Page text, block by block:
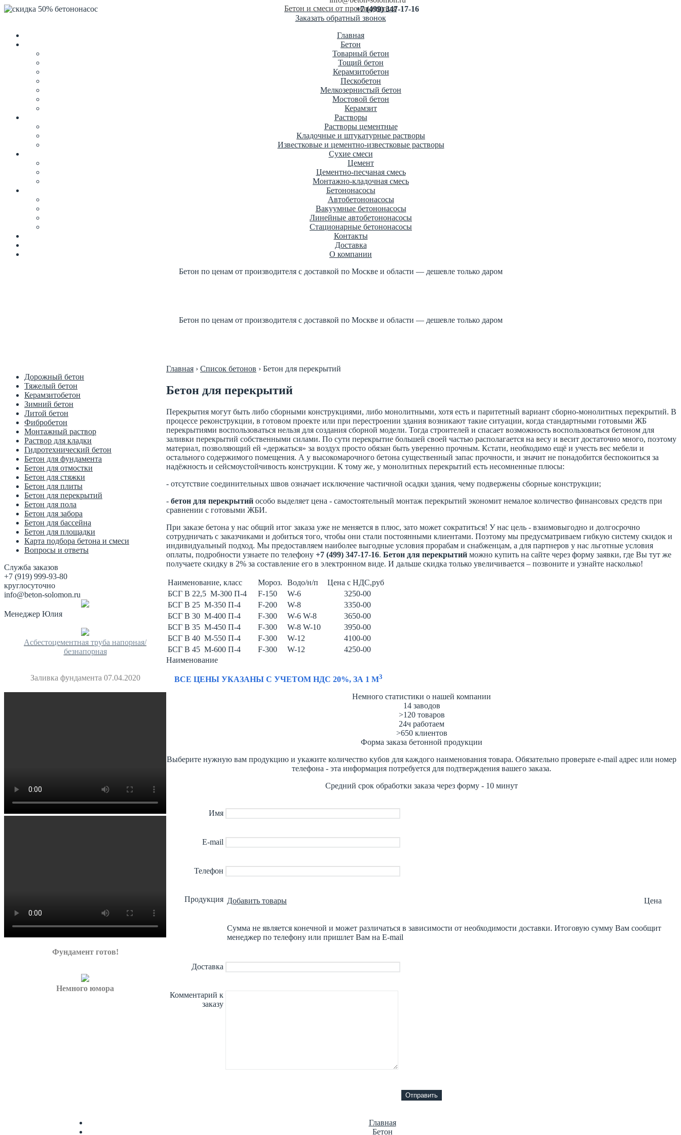
Бетон и смеси от производителя
+7 (499) 347-17-16
Заказать обратный звонок
Главная
Бетон
Товарный бетон
Тощий бетон
Керамзитобетон
Пескобетон
Мелкозернистый бетон
Мостовой бетон
Керамзит
Растворы
Растворы цементные
Кладочные и штукатурные растворы
Известковые и цементно-известковые растворы
Сухие смеси
Цемент
Цементно-песчаная смесь
Монтажно-кладочная смесь
Бетононасосы
Автобетононасосы
Вакуумные бетононасосы
Линейные автобетононасосы
Стационарные бетононасосы
Контакты
Доставка
О компании
Бетон по ценам от производителя с доставкой по Москве и области — дешевле только даром
Бетон по ценам от производителя с доставкой по Москве и области — дешевле только даром
Дорожный бетон
Тяжелый бетон
Керамзитобетон
Зимний бетон
Литой бетон
Фибробетон
Монтажный раствор
Раствор для кладки
Гидротехнический бетон
Бетон для фундамента
Бетон для отмостки
Бетон для стяжки
Бетон для плиты
Бетон для перекрытий
Бетон для пола
Бетон для забора
Бетон для бассейна
Бетон для площадки
Карта подбора бетона и смеси
Вопросы и ответы
Служба заказов
+7 (919) 999-93-80
круглосуточно
info@beton-solomon.ru
Менеджер Юлия
Асбестоцементная труба напорная/
безнапорная
Заливка фундамента 07.04.2020
Фундамент готов!
Немного юмора
Главная › Список бетонов › Бетон для перекрытий
Бетон для перекрытий
Перекрытия могут быть либо сборными конструкциями, либо монолитными, хотя есть и паритетный вариант сборно-монолитных перекрытий. В
процессе реконструкции, в готовом проекте или при перестроении здания возникают такие ситуации, когда стандартными готовыми ЖБ
перекрытиями воспользоваться нельзя для создания сборной модели. Тогда строителей и спасает возможность воспользоваться бетоном для
заливки перекрытий собственными силами. По сути перекрытие большей своей частью располагается на весу и весит достаточно много, поэтому
материал, позволяющий ей «держаться» за воздух просто обязан быть уверенно прочным. Кстати, необходимо ещё и учесть вес мебели и
остального содержимого помещения. А у высокомарочного бетона существенный запас прочности, и значит не понадобится беспокоиться за
надёжность и сейсмоустойчивость конструкции. К тому же, у монолитных перекрытий есть несомненные плюсы:
- отсутствие соединительных швов означает исключение частичной осадки здания, чему подвержены сборные конструкции;
- бетон для перекрытий особо выделяет цена - самостоятельный монтаж перекрытий экономит немалое количество финансовых средств при
сравнении с готовыми ЖБИ.
При заказе бетона у нас общий итог заказа уже не меняется в плюс, зато может сократиться! У нас цель - взаимовыгодно и долгосрочно
сотрудничать с заказчиками и добиться того, чтобы они стали постоянными клиентами. Поэтому мы предусматриваем гибкую систему скидок и
индивидуальный подход. Мы предоставляем наиболее выгодные условия прорабам и снабженцам, а для партнеров у нас льготные условия
оплаты, подробности узнаете по телефону +7 (499) 347-17-16. Бетон для перекрытий можно купить на сайте через форму заявки, где Вы тут же
получаете скидку в 2% за составление его в электронном виде. И дальше скидка только увеличивается – позвоните и узнайте насколько!
Наименование, класс Мороз. Водо/н/п
Цена с НДС,руб
БСГ В 22,5 М-300 П-4
F-150 W-6
3250-00
БСГ В 25 М-350 П-4
F-200 W-8
3350-00
БСГ В 30 М-400 П-4
F-300 W-6 W-8
3650-00
БСГ В 35 М-450 П-4
F-300 W-8 W-10
3950-00
БСГ В 40 М-550 П-4
F-300 W-12
4100-00
БСГ В 45 М-600 П-4
F-300 W-12
4250-00
Наименование
ВСЕ ЦЕНЫ УКАЗАНЫ С УЧЕТОМ НДС 20%, ЗА 1 М3
Немного статистики о нашей компании
14 заводов
>120 товаров
24ч работаем
>650 клиентов
Форма заказа бетонной продукции
Выберите нужную вам продукцию и укажите количество кубов для каждого наименования товара. Обязательно проверьте e-mail адрес или номер
телефона - эта информация потребуется для подтверждения вашего заказа.
Средний срок обработки заказа через форму - 10 минут
Имя
E-mail
Телефон
Продукция Добавить товары Цена
Сумма не является конечной и может различаться в зависимости от необходимости доставки. Итоговую сумму Вам сообщит
менеджер по телефону или пришлет Вам на E-mail
Доставка
Комментарий к
заказу
Главная
Бетон